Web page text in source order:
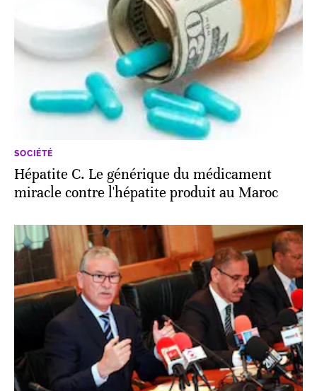
SOCIÉTÉ
Hépatite C. Le générique du médicament
miracle contre l'hépatite produit au Maroc